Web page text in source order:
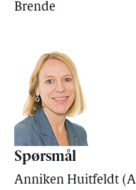
Brende
Spørsmål
Anniken Huitfeldt